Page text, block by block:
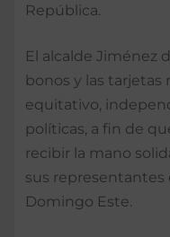
República.
El alcalde Jiménez
bonos y las tarjetas
equitativo,
políticas, a fin de
recibir la mano
sus representantes
Domingo Este.